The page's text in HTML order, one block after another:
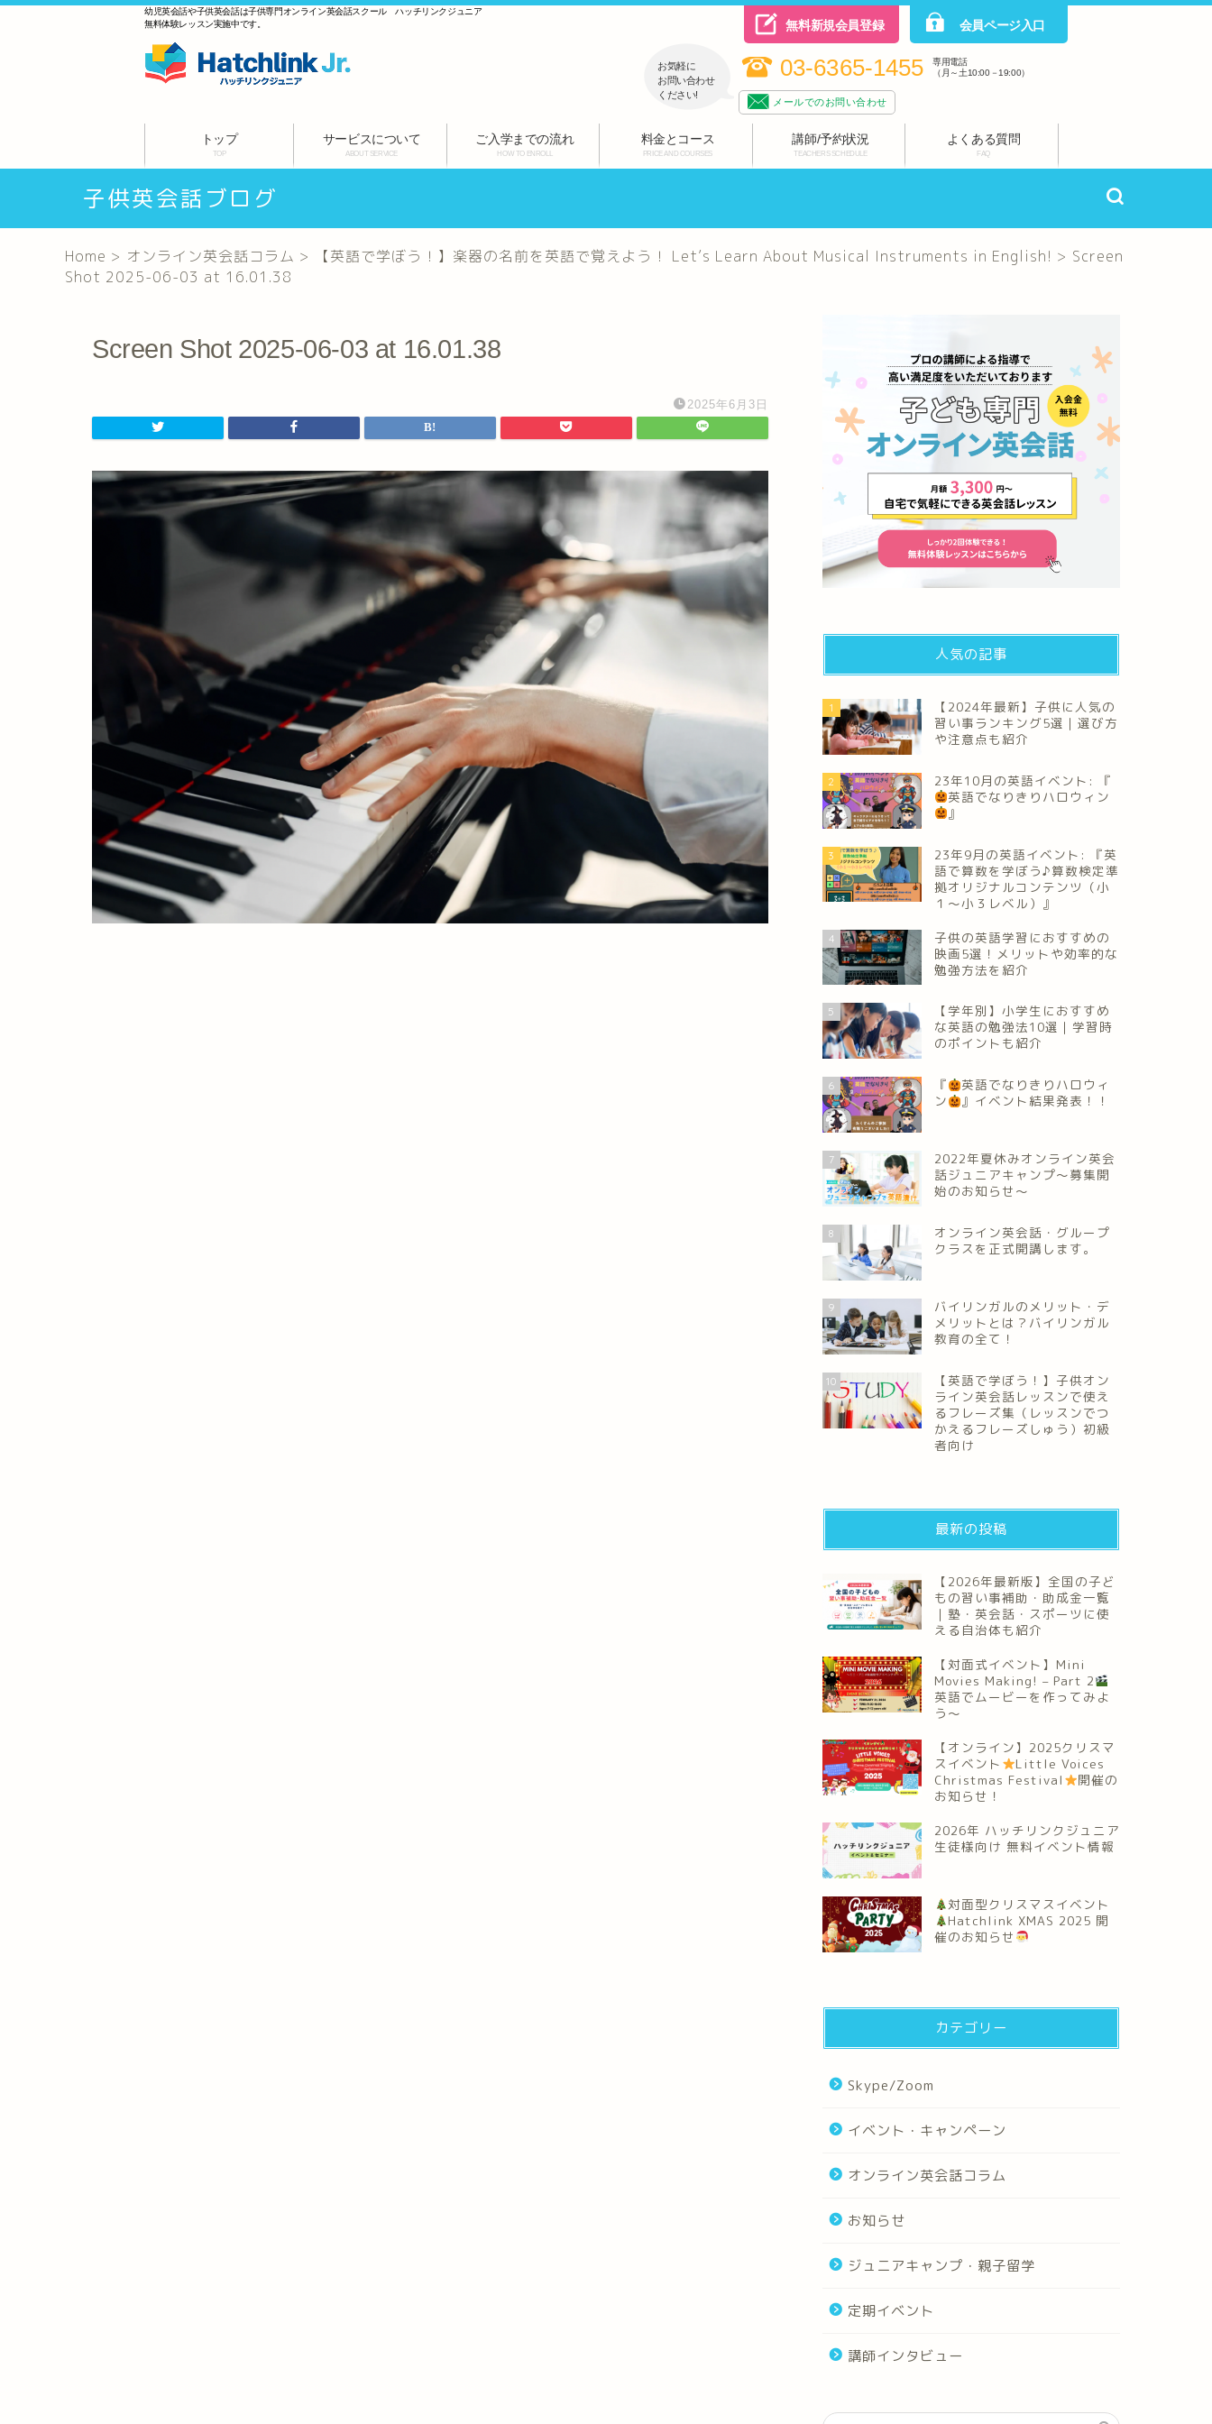
幼児英会話や子供英会話は子供専門オンライン英会話スクール ハッチリンクジュニア
無料体験レッスン実施中です。
無料新規会員登録 会員ページ入口
03-6365-1455
専用電話
（月～土10:00－19:00）
メールでのお問い合わせ
お気軽に
お問い合わせ
ください!
トップ
TOP
サービスについて
ABOUT SERVICE
ご入学までの流れ
HOW TO ENROLL
料金とコース
PRICE AND COURSES
講師/予約状況
TEACHERS SCHEDULE
よくある質問
FAQ
子供英会話ブログ
Home > オンライン英会話コラム > 【英語で学ぼう！】楽器の名前を英語で覚えよう！ Let’s Learn About Musical Instruments in English! > Screen
Shot 2025-06-03 at 16.01.38
Screen Shot 2025-06-03 at 16.01.38
2025年6月3日
人気の記事
1
【2024年最新】子供に人気の
習い事ランキング5選｜選び方
や注意点も紹介
2
23年10月の英語イベント: 『
英語でなりきりハロウィン
』
3
23年9月の英語イベント: 『英
語で算数を学ぼう♪算数検定準
拠オリジナルコンテンツ（小
１～小３レベル）』
4
子供の英語学習におすすめの
映画5選！メリットや効率的な
勉強方法を紹介
5
【学年別】小学生におすすめ
な英語の勉強法10選｜学習時
のポイントも紹介
6 『
英語でなりきりハロウィ
ン
』イベント結果発表！！
7
2022年夏休みオンライン英会
話ジュニアキャンプ～募集開
始のお知らせ～
8
オンライン英会話・グループ
クラスを正式開講します。
9
バイリンガルのメリット・デ
メリットとは？バイリンガル
教育の全て！
10
【英語で学ぼう！】子供オン
ライン英会話レッスンで使え
るフレーズ集（レッスンでつ
かえるフレーズしゅう）初級
者向け
最新の投稿
【2026年最新版】全国の子ど
もの習い事補助・助成金一覧
｜塾・英会話・スポーツに使
える自治体も紹介
【対面式イベント】Mini
Movies Making! – Part 2
英語でムービーを作ってみよ
う～
【オンライン】2025クリスマ
スイベント
Little Voices
Christmas Festival
開催の
お知らせ！
2026年 ハッチリンクジュニア
生徒様向け 無料イベント情報
対面型クリスマスイベント
Hatchlink XMAS 2025 開
催のお知らせ
カテゴリー
Skype/Zoom
イベント・キャンペーン
オンライン英会話コラム
お知らせ
ジュニアキャンプ・親子留学
定期イベント
講師インタビュー